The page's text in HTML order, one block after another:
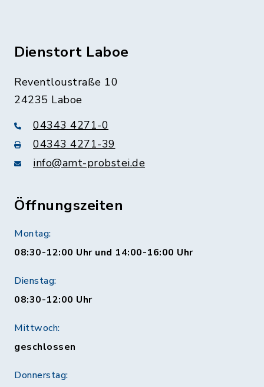
Dienstort Laboe
Reventloustraße 10
24235 Laboe
04343 4271-0
04343 4271-39
info@amt-probstei.de
Öffnungszeiten
Montag:
08:30-12:00 Uhr und 14:00-16:00 Uhr
Dienstag:
08:30-12:00 Uhr
Mittwoch:
geschlossen
Donnerstag: